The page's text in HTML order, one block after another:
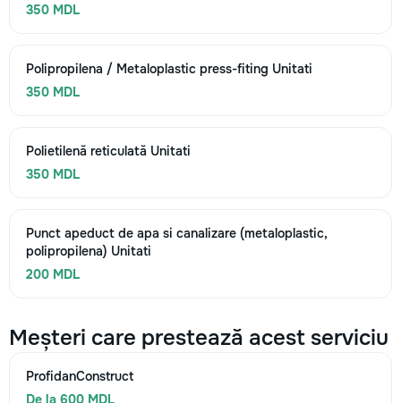
350 MDL
Polipropilena / Metaloplastic press-fiting Unitati
350 MDL
Polietilenă reticulată Unitati
350 MDL
Punct apeduct de apa si canalizare (metaloplastic,
polipropilena) Unitati
200 MDL
Meșteri care prestează acest serviciu
ProfidanConstruct
De la 600 MDL